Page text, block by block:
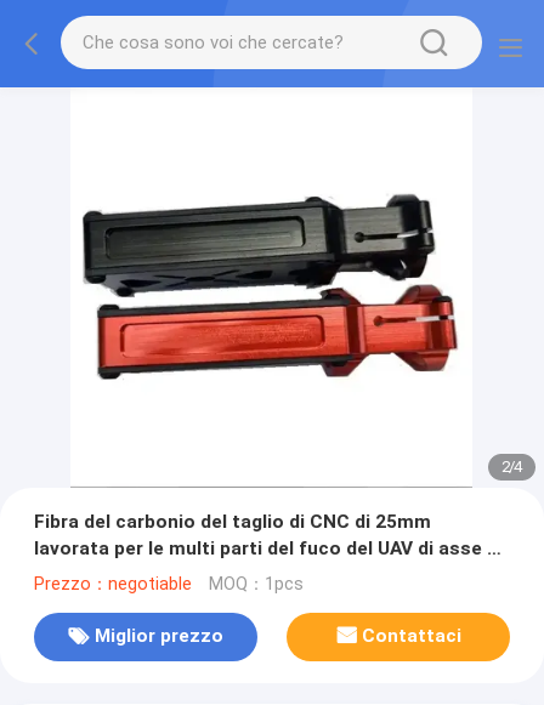
2/4
Fibra del carbonio del taglio di CNC di 25mm
lavorata per le multi parti del fuco del UAV di asse di
RC
Prezzo：negotiable MOQ：1pcs
Miglior prezzo Contattaci